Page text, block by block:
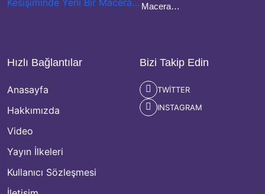
Macera…
Hızlı Bağlantılar
Anasayfa
Hakkımızda
Video
Yayın İlkeleri
Kullanıcı Sözleşmesi
Bizi Takip Edin
TWITTER
INSTAGRAM